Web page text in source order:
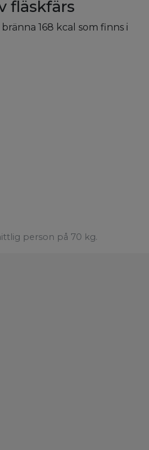
fläskfärs
168 kcal som finns i
person på 70 kg.